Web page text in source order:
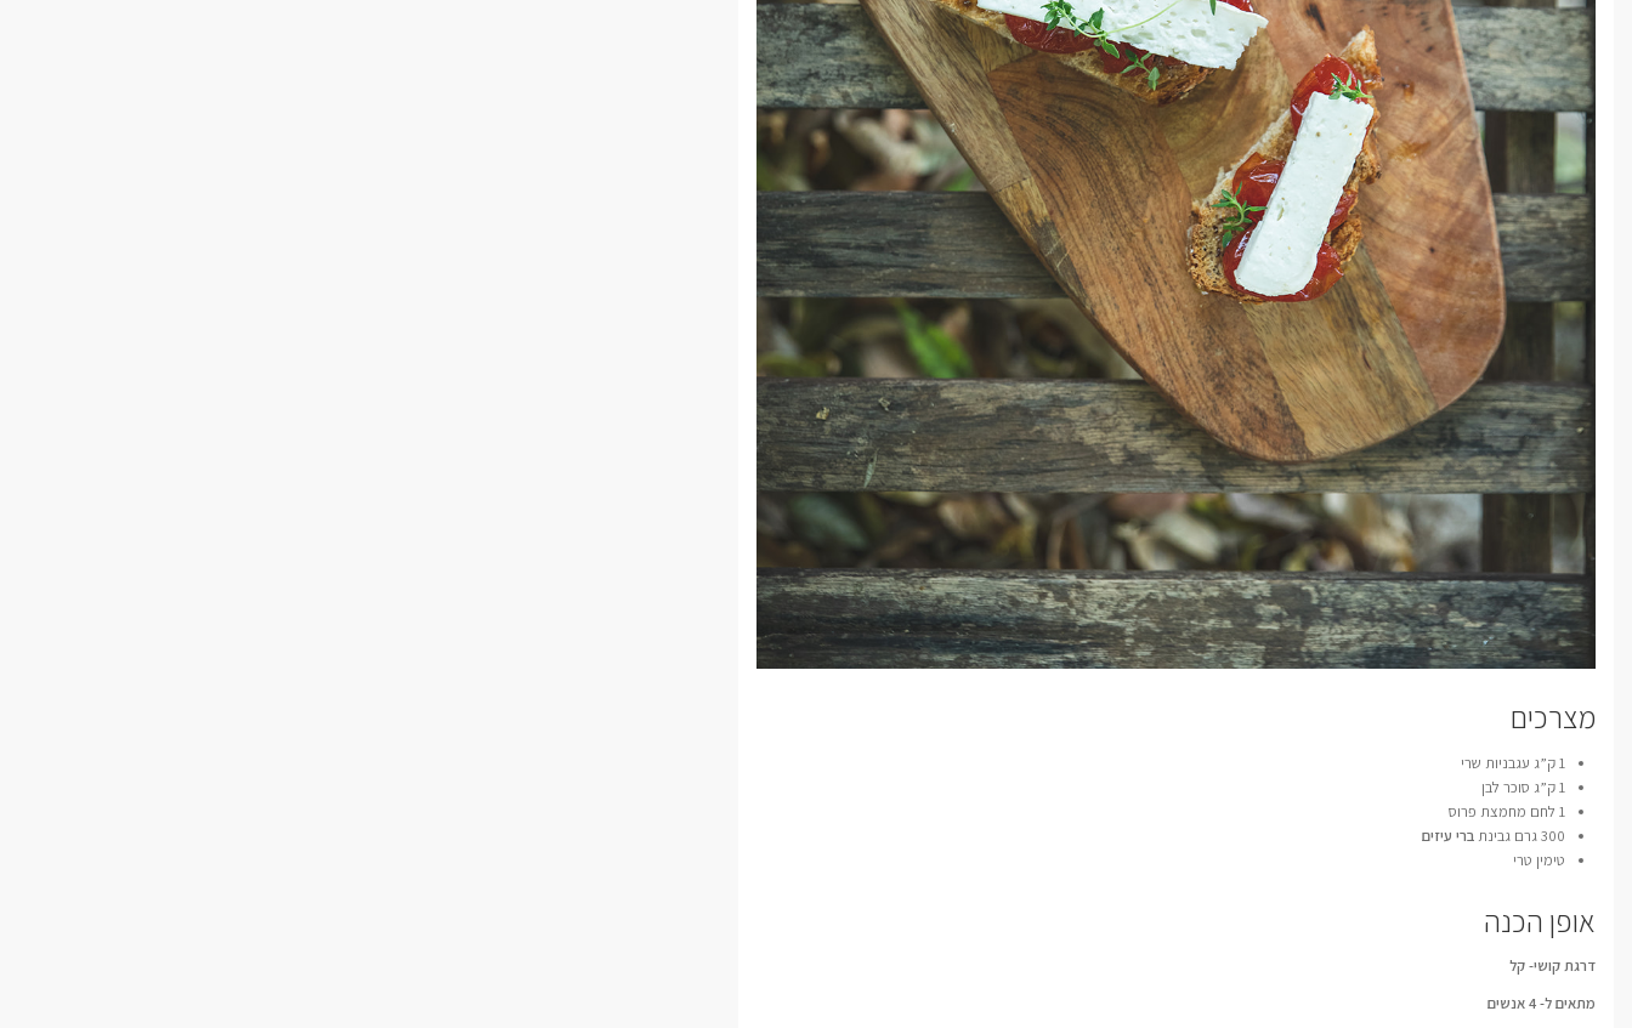
מצרכים
1 ק”ג עגבניות שרי
1 ק”ג סוכר לבן
1 לחם מחמצת פרוס
300 גרם גבינת
ברי עיזים
טימין טרי
אופן הכנה
דרגת קושי- קל
מתאים ל- 4 אנשים